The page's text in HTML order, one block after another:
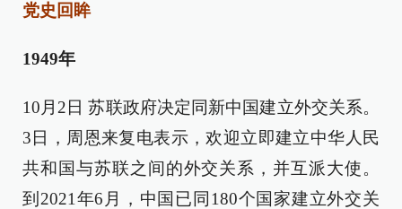
党史回眸
1949年
10月2日 苏联政府决定同新中国建立外交关系。
3日，周恩来复电表示，欢迎立即建立中华人民
共和国与苏联之间的外交关系，并互派大使。
到2021年6月，中国已同180个国家建立外交关